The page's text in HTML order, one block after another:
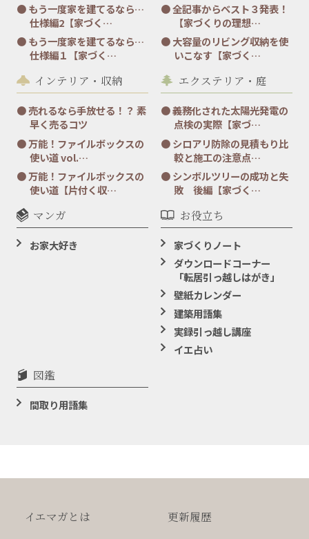
もう一度家を建てるなら…
仕様編2【家づく…
もう一度家を建てるなら…
仕様編１【家づく…
全記事からベスト３発表！
【家づくりの理想…
大容量のリビング収納を使
いこなす【家づく…
インテリア・収納
売れるなら手放せる！？ 素
早く売るコツ
万能！ファイルボックスの
使い道 vol.…
万能！ファイルボックスの
使い道【片付く収…
エクステリア・庭
義務化された太陽光発電の
点検の実際【家づ…
シロアリ防除の見積もり比
較と施工の注意点…
シンボルツリーの成功と失
敗 後編【家づく…
マンガ
お家大好き
お役立ち
家づくりノート
ダウンロードコーナー
「転居引っ越しはがき」
壁紙カレンダー
建築用語集
実録引っ越し講座
イエ占い
図鑑
間取り用語集
イエマガとは 更新履歴